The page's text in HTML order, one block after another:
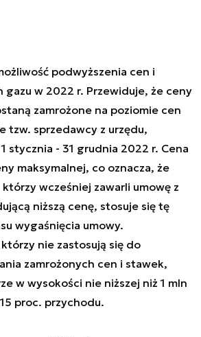
podwyższenia cen i
w 2022 r. Przewiduje, że ceny
zamrożone na poziomie cen
tzw. sprzedawcy z urzędu,
stycznia - 31 grudnia 2022 r. Cena
maksymalnej, co oznacza, że
wcześniej zawarli umowę z
niższą cenę, stosuje się tę
wygaśnięcia umowy.
nie zastosują się do
zamrożonych cen i stawek,
w wysokości nie niższej niż 1 mln
proc. przychodu.